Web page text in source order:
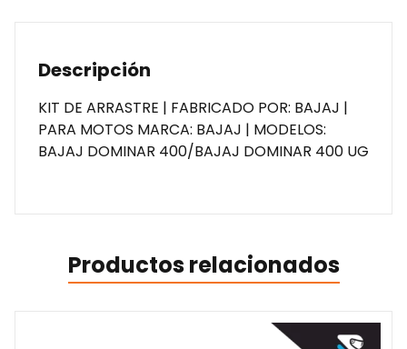
Descripción
KIT DE ARRASTRE | FABRICADO POR: BAJAJ |
PARA MOTOS MARCA: BAJAJ | MODELOS:
BAJAJ DOMINAR 400/BAJAJ DOMINAR 400 UG
Productos relacionados